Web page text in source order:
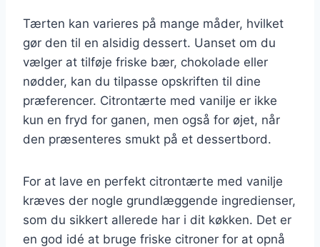
Tærten kan varieres på mange måder, hvilket
gør den til en alsidig dessert. Uanset om du
vælger at tilføje friske bær, chokolade eller
nødder, kan du tilpasse opskriften til dine
præferencer. Citrontærte med vanilje er ikke
kun en fryd for ganen, men også for øjet, når
den præsenteres smukt på et dessertbord.
For at lave en perfekt citrontærte med vanilje
kræves der nogle grundlæggende ingredienser,
som du sikkert allerede har i dit køkken. Det er
en god idé at bruge friske citroner for at opnå